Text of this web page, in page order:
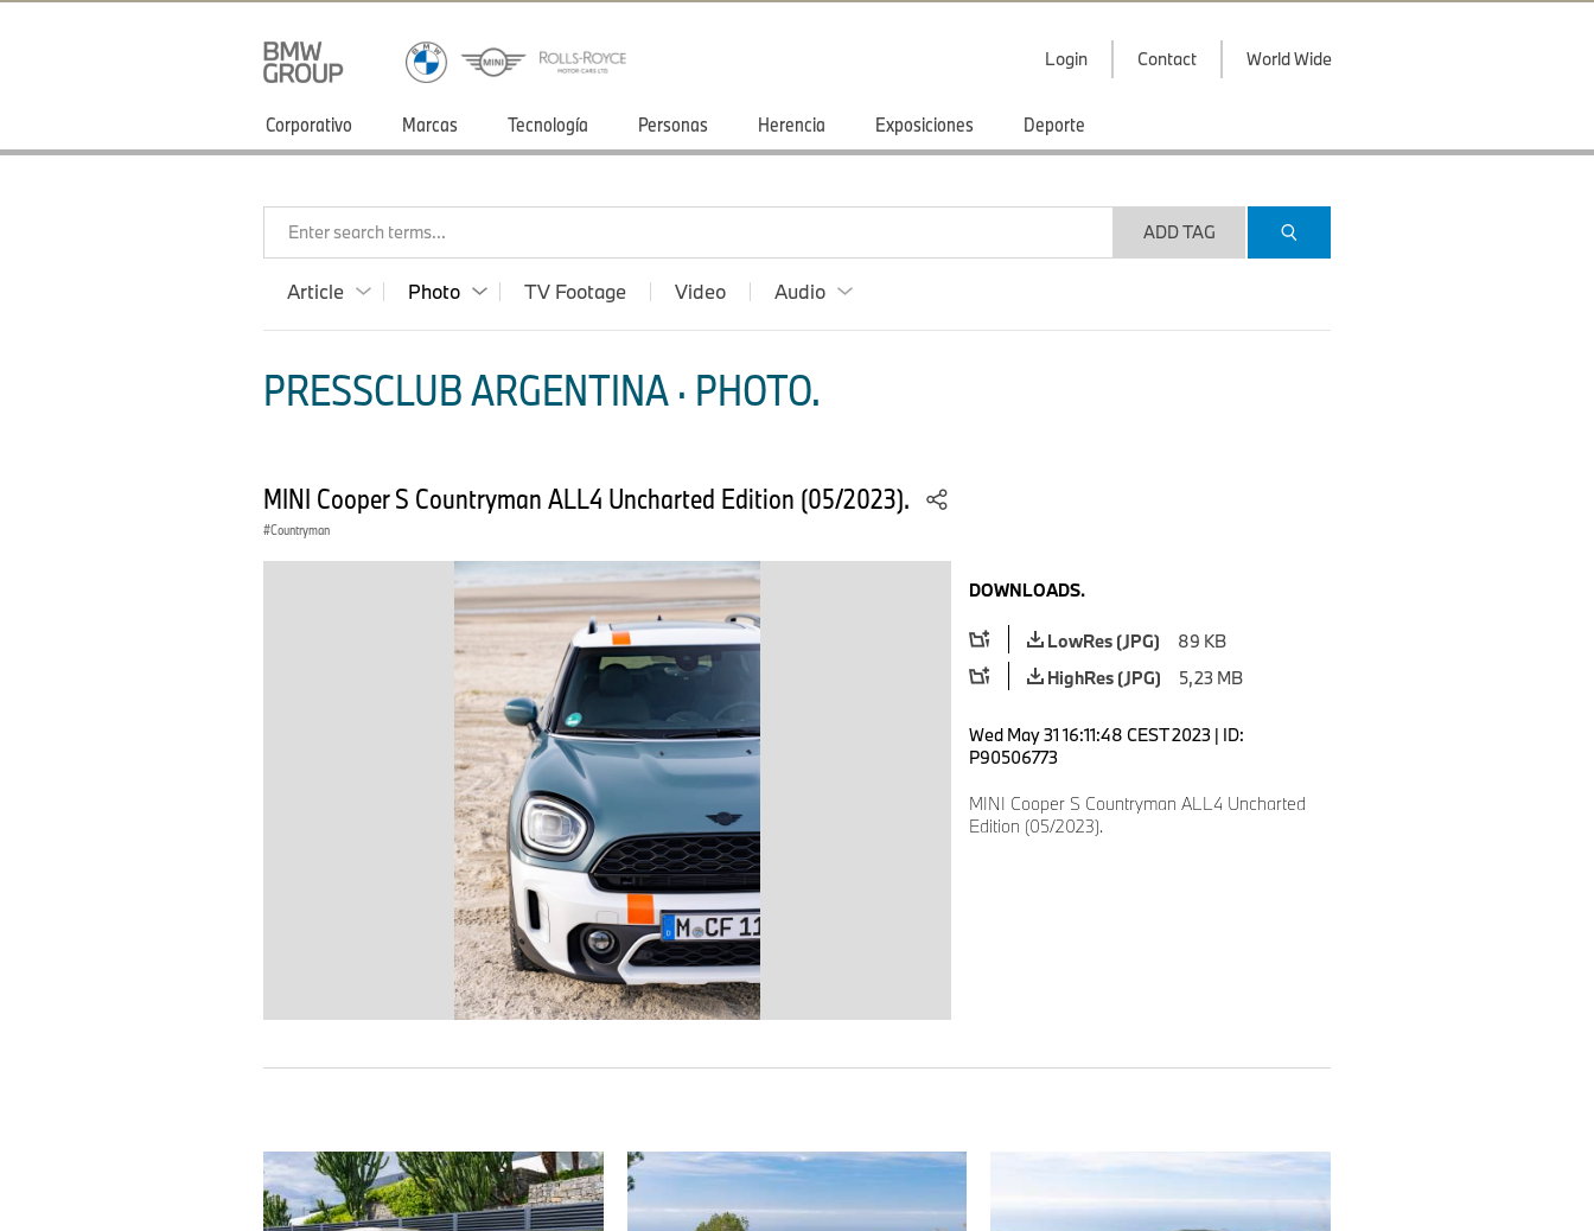
Login Contact World Wide
Corporativo Marcas Tecnología Personas Herencia Exposiciones Deporte
Enter search terms... ADD TAG
Article Photo TV Footage Video Audio
PRESSCLUB ARGENTINA · PHOTO.
MINI Cooper S Countryman ALL4 Uncharted Edition (05/2023).
Countryman
DOWNLOADS.
LowRes (JPG)
89 KB
HighRes (JPG)
5,23 MB
Wed May 31 16:11:48 CEST 2023 | ID:
P90506773
MINI Cooper S Countryman ALL4 Uncharted
Edition (05/2023).